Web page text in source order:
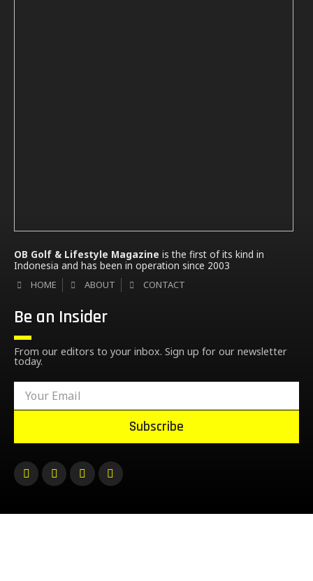
OB Golf & Lifestyle Magazine is the first of its kind in
Indonesia and has been in operation since 2003
HOME ABOUT CONTACT
Be an Insider
From our editors to your inbox. Sign up for our newsletter
today.
Subscribe